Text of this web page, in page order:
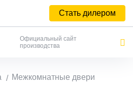
Стать дилером
Официальный сайт
производства
Межкомнатные двери